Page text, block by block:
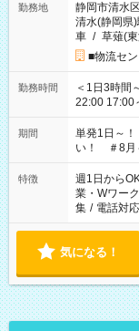
勤務地
静岡市清水区
清水(静岡県
車 / 草薙(
■物流セ
勤務時間
＜1日3時間～OK！＞ ▼ 例えば…
22:00 17:00～22:00 など こち
ださい！
期間
単発1日～
い！ ＃8月
特徴 週1日から
業・Wワー
集 / 電話対
気になる！